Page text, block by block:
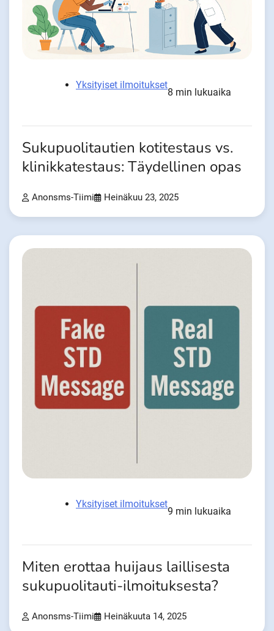
Yksityiset ilmoitukset
8 min lukuaika
Sukupuolitautien kotitestaus vs.
klinikkatestaus: Täydellinen opas
Anonsms-Tiimi Heinäkuu 23, 2025
Yksityiset ilmoitukset
9 min lukuaika
Miten erottaa huijaus laillisesta
sukupuolitauti-ilmoituksesta?
Anonsms-Tiimi Heinäkuuta 14, 2025